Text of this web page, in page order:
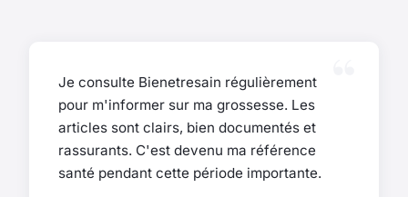
Je consulte Bienetresain régulièrement
pour m'informer sur ma grossesse. Les
articles sont clairs, bien documentés et
rassurants. C'est devenu ma référence
santé pendant cette période importante.